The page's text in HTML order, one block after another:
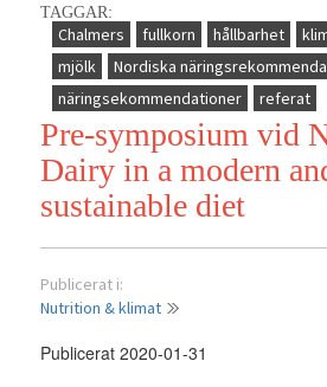
TAGGAR:
Chalmers fullkorn hållbarhet
mjölk
Nordiska
näringsekommendationer
referat
Pre-symposium vid
Dairy in a modern
sustainable diet
Publicerat i:
Nutrition & klimat
Publicerat 2020-01-31